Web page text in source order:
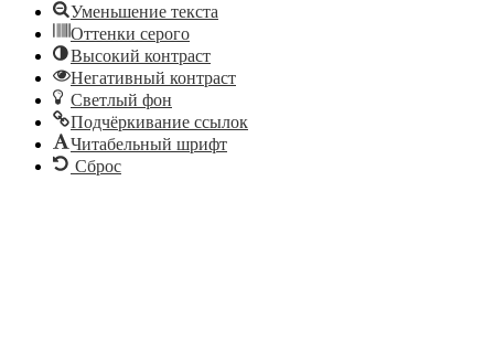
Уменьшение текста
Оттенки серого
Высокий контраст
Негативный контраст
Светлый фон
Подчёркивание ссылок
Читабельный шрифт
Сброс